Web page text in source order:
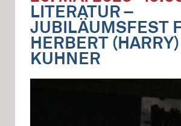
LITERATUR –
JUBILÄUMSFEST
HERBERT (HARRY)
KUHNER